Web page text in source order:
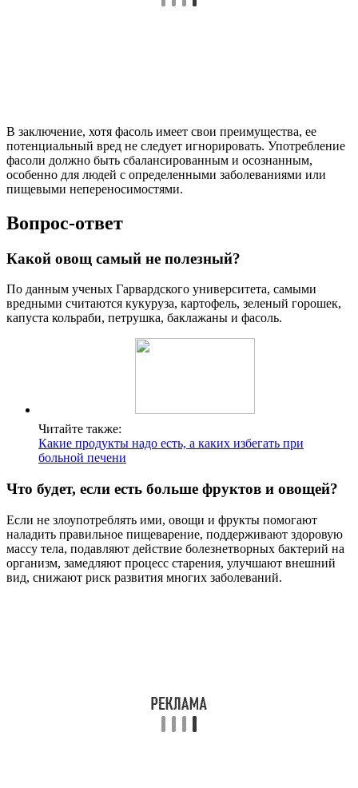
В заключение, хотя фасоль имеет свои преимущества, ее
потенциальный вред не следует игнорировать. Употребление
фасоли должно быть сбалансированным и осознанным,
особенно для людей с определенными заболеваниями или
пищевыми непереносимостями.
Вопрос-ответ
Какой овощ самый не полезный?
По данным ученых Гарвардского университета, самыми
вредными считаются кукуруза, картофель, зеленый горошек,
капуста кольраби, петрушка, баклажаны и фасоль.
Читайте также:
Какие продукты надо есть, а каких избегать при
больной печени
Что будет, если есть больше фруктов и овощей?
Если не злоупотреблять ими, овощи и фрукты помогают
наладить правильное пищеварение, поддерживают здоровую
массу тела, подавляют действие болезнетворных бактерий на
организм, замедляют процесс старения, улучшают внешний
вид, снижают риск развития многих заболеваний.